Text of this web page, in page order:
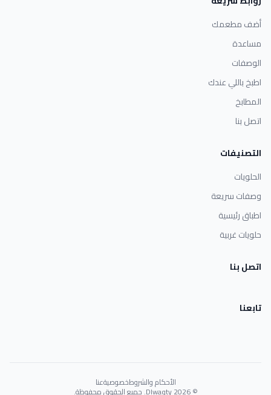
أضف مطعمك
مساعدة
الوصفات
اطبخ باللي عندك
المطابخ
اتصل بنا
التصنيفات
الحلويات
وصفات سريعة
اطباق رئيسية
حلويات غربية
اتصل بنا
تابعنا
الأحكام والشروطخصوصيةعنا
© 2026 Dlwaqty. جميع الحقوق محفوظة.